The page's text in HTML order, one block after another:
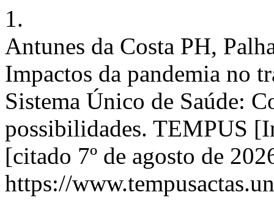
1.
Antunes da Costa PH,
Impactos da pandemia no
Sistema Único de Saúde:
possibilidades. TEMPUS
[citado 7º de agosto de
https://